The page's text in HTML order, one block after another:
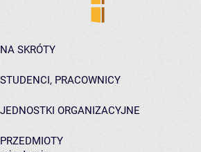
NA SKRÓTY
STUDENCI, PRACOWNICY
JEDNOSTKI ORGANIZACYJNE
PRZEDMIOTY